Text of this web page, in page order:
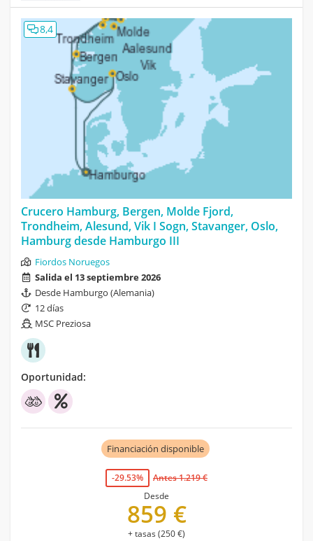
8,4
Crucero Hamburg, Bergen, Molde Fjord,
Trondheim, Alesund, Vik I Sogn, Stavanger, Oslo,
Hamburg desde Hamburgo III
Fiordos Noruegos
Salida el 13 septiembre 2026
Desde Hamburgo (Alemania)
12 días
MSC Preziosa
Oportunidad:
Financiación disponible
-29.53%
Antes 1.219 €
Desde
859 €
+ tasas (250 €)